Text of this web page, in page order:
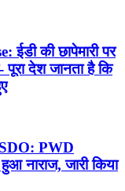
की छापेमारी पर
पूरा देश जानता है कि
PWD
नाराज, जारी किया